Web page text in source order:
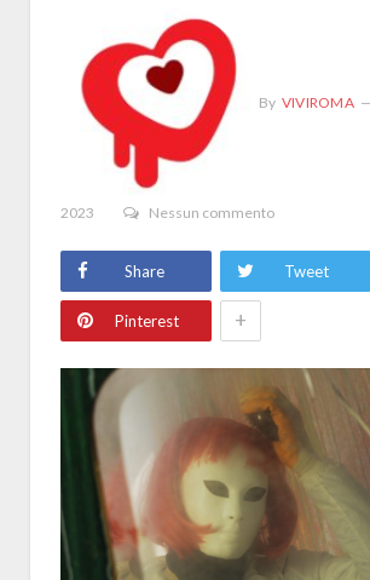
By VIVIROMA
2023 Nessun commento
Share Tweet
Pinterest +